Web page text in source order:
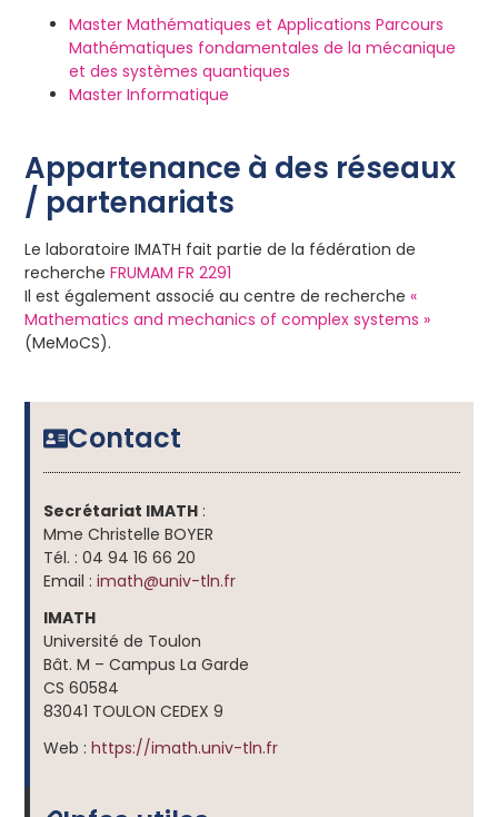
Master Mathématiques et Applications Parcours
Mathématiques fondamentales de la mécanique
et des systèmes quantiques
Master Informatique
Appartenance à des réseaux
/ partenariats
Le laboratoire IMATH fait partie de la fédération de
rechercheFRUMAM FR 2291
Il est également associé au centre de recherche«
Mathematics and mechanics of complex systems »
(MeMoCS).
Contact
Secrétariat IMATH :
Mme Christelle BOYER
Tél. : 04 94 16 66 20
Email :imath@univ-tln.fr
IMATH
Université de Toulon
Bât. M – Campus La Garde
CS 60584
83041 TOULON CEDEX 9
Web :https://imath.univ-tln.fr